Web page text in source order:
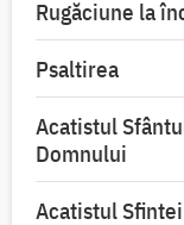
Rugăciune la
Psaltirea
Acatistul
Domnului
Acatistul